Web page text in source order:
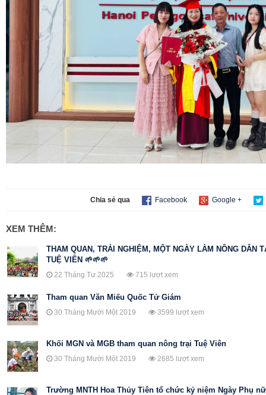
Chia sẻ qua Facebook Google +
XEM THÊM:
THAM QUAN, TRẢI NGHIỆM, MỘT NGÀY LÀM NÔNG DÂN
TUỆ VIÊN 🌱🌱🌱
22 Tháng Tư 2025 715 lượt xem
Tham quan Văn Miếu Quốc Tử Giám
30 Tháng Mười Một 2019 3599 lượt xem
Khối MGN và MGB tham quan nông trại Tuệ Viên
30 Tháng Mười Một 2019 2685 lượt xem
Trường MNTH Hoa Thủy Tiên tổ chức kỷ niệm Ngày Phụ